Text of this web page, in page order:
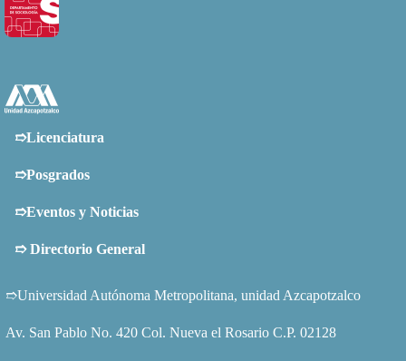
➱Licenciatura
➱Posgrados
➱Eventos y Noticias
➱Directorio General
➱Universidad Autónoma Metropolitana, unidad Azcapotzalco
Av. San Pablo No. 420 Col. Nueva el Rosario C.P. 02128